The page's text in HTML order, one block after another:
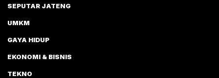
SEPUTAR JATENG
UMKM
GAYA HIDUP
EKONOMI & BISNIS
TEKNO